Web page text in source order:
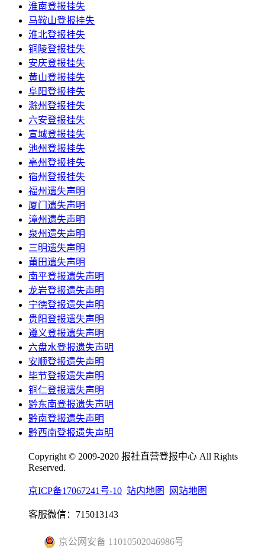
淮南登报挂失
马鞍山登报挂失
淮北登报挂失
铜陵登报挂失
安庆登报挂失
黄山登报挂失
阜阳登报挂失
滁州登报挂失
六安登报挂失
宣城登报挂失
池州登报挂失
亳州登报挂失
宿州登报挂失
福州遗失声明
厦门遗失声明
漳州遗失声明
泉州遗失声明
三明遗失声明
莆田遗失声明
南平登报遗失声明
龙岩登报遗失声明
宁德登报遗失声明
贵阳登报遗失声明
遵义登报遗失声明
六盘水登报遗失声明
安顺登报遗失声明
毕节登报遗失声明
铜仁登报遗失声明
黔东南登报遗失声明
黔南登报遗失声明
黔西南登报遗失声明
Copyright © 2009-2020 报社直营登报中心 All Rights
Reserved.
京ICP备17067241号-10 站内地图 网站地图
客服微信：715013143
京公网安备 11010502046986号